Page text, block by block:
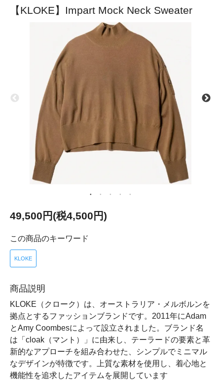
【KLOKE】Impart Mock Neck Sweater
49,500円(税4,500円)
この商品のキーワード
KLOKE
商品説明
KLOKE（クローク）は、オーストラリア・メルボルンを
拠点とするファッションブランドです。2011年にAdam
とAmy Coombesによって設立されました。ブランド名
は「cloak（マント）」に由来し、テーラードの要素と革
新的なアプローチを組み合わせた、シンプルでミニマル
なデザインが特徴です。上質な素材を使用し、着心地と
機能性を追求したアイテムを展開しています